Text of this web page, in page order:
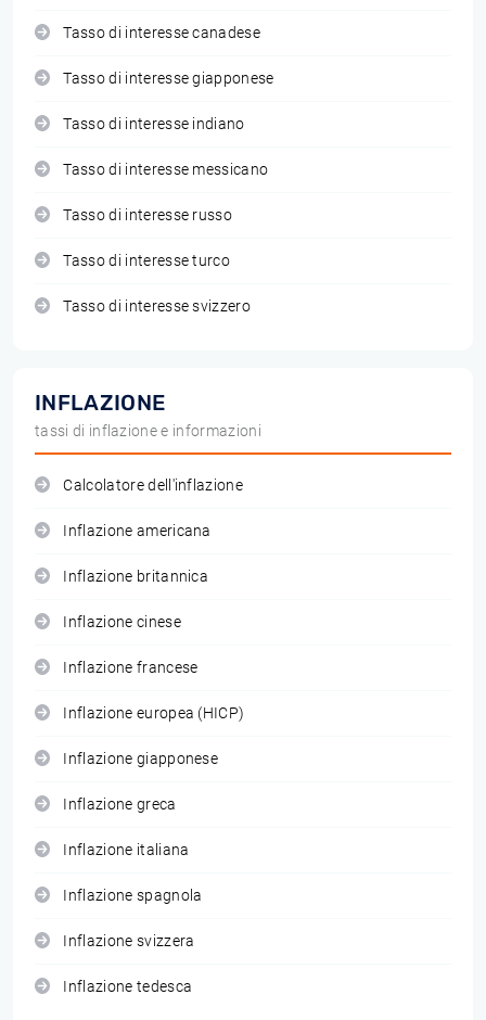
Tasso di interesse canadese
Tasso di interesse giapponese
Tasso di interesse indiano
Tasso di interesse messicano
Tasso di interesse russo
Tasso di interesse turco
Tasso di interesse svizzero
INFLAZIONE
tassi di inflazione e informazioni
Calcolatore dell'inflazione
Inflazione americana
Inflazione britannica
Inflazione cinese
Inflazione francese
Inflazione europea (HICP)
Inflazione giapponese
Inflazione greca
Inflazione italiana
Inflazione spagnola
Inflazione svizzera
Inflazione tedesca